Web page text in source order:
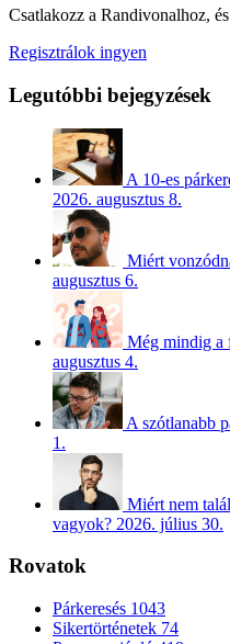
Csatlakozz a Randivonalhoz,
Regisztrálok ingyen
Legutóbbi bejegyzések
A 10-es
2026. augusztus 8.
Miért
augusztus 6.
Még mindig a
augusztus 4.
A szótlanabb
1.
Miért nem
vagyok? 2026. július 30.
Rovatok
Párkeresés 1043
Sikertörténetek 74